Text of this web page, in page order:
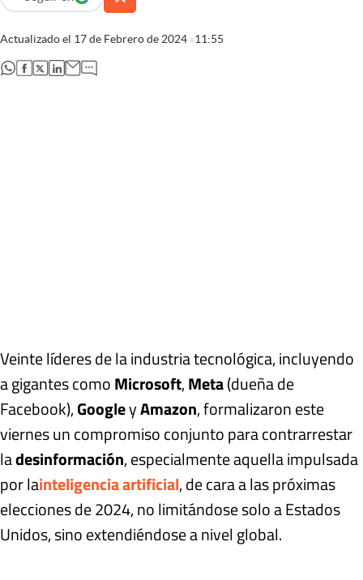
Actualizado el 17 de Febrero de 2024 11:55
abre en nueva pestaña
abre en nueva pestaña
abre en nueva pestaña
abre en nueva pestaña
Veinte líderes de la industria tecnológica, incluyendo
a gigantes comoMicrosoft,Meta(dueña de
Facebook),GoogleyAmazon, formalizaron este
viernes un compromiso conjunto para contrarrestar
ladesinformación, especialmente aquella impulsada
por lainteligencia artificial, de cara a las próximas
elecciones de 2024, no limitándose solo a Estados
Unidos, sino extendiéndose a nivel global.